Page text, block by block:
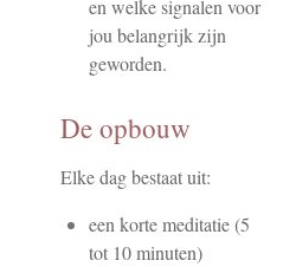
en welke signalen voor
jou belangrijk zijn
geworden.
De opbouw
Elke dag bestaat uit:
een korte meditatie (5
tot 10 minuten)